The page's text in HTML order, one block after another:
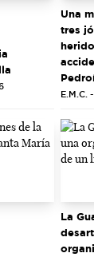
Una
tres
La